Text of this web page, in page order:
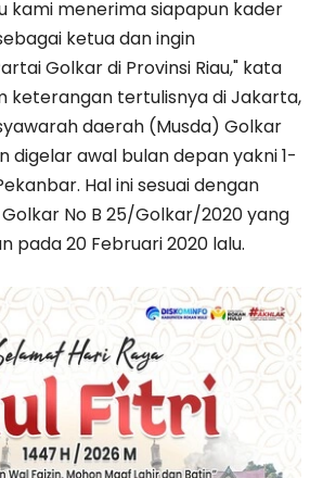
kami menerima siapapun kader
ketua dan ingin
Golkar di Provinsi Riau," kata
keterangan tertulisnya di Jakarta,
daerah (Musda) Golkar
digelar awal bulan depan yakni 1-
Hal ini sesuai dengan
No B 25/Golkar/2020 yang
pada 20 Februari 2020 lalu.